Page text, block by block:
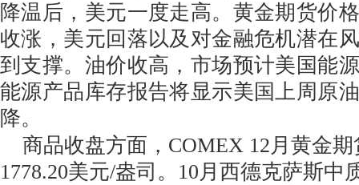
降温后，美元一度走高。黄金期货价
收涨，美元回落以及对金融危机潜在
到支撑。油价收高，市场预计美国能
能源产品库存报告将显示美国上周原
降。
商品收盘方面，COMEX 12月黄金期
1778.20美元/盎司。10月西德克萨斯中